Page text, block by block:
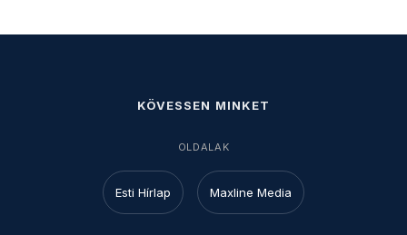
KÖVESSEN MINKET
OLDALAK
Esti Hírlap Maxline Media